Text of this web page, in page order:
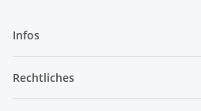
Infos
Rechtliches